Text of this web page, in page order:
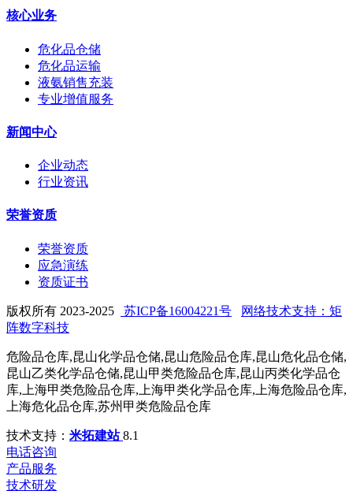
核心业务
危化品仓储
危化品运输
液氨销售充装
专业增值服务
新闻中心
企业动态
行业资讯
荣誉资质
荣誉资质
应急演练
资质证书
版权所有 2023-2025 苏ICP备16004221号
网络技术支持：矩
阵数字科技
危险品仓库,昆山化学品仓储,昆山危险品仓库,昆山危化品仓储,
昆山乙类化学品仓储,昆山甲类危险品仓库,昆山丙类化学品仓
库,上海甲类危险品仓库,上海甲类化学品仓库,上海危险品仓库,
上海危化品仓库,苏州甲类危险品仓库
技术支持： 米拓建站8.1
电话咨询
产品服务
技术研发